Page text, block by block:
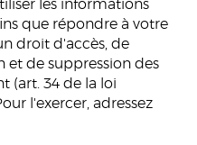
les informations
que répondre à votre
droit d'accès, de
de suppression des
(art. 34 de la loi
l'exercer, adressez